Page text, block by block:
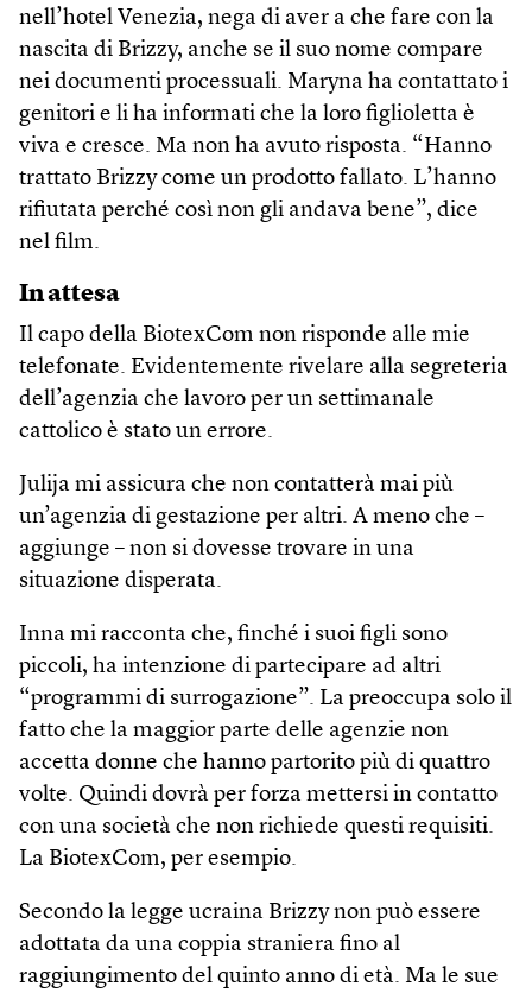
nell’hotel Venezia, nega di aver a che fare con la
nascita di Brizzy, anche se il suo nome compare
nei documenti processuali. Maryna ha contattato i
genitori e li ha informati che la loro figlioletta è
viva e cresce. Ma non ha avuto risposta. “Hanno
trattato Brizzy come un prodotto fallato. L’hanno
rifiutata perché così non gli andava bene”, dice
nel film.
In attesa
Il capo della BiotexCom non risponde alle mie
telefonate. Evidentemente rivelare alla segreteria
dell’agenzia che lavoro per un settimanale
cattolico è stato un errore.
Julija mi assicura che non contatterà mai più
un’agenzia di gestazione per altri. A meno che –
aggiunge – non si dovesse trovare in una
situazione disperata.
Inna mi racconta che, finché i suoi figli sono
piccoli, ha intenzione di partecipare ad altri
“programmi di surrogazione”. La preoccupa solo il
fatto che la maggior parte delle agenzie non
accetta donne che hanno partorito più di quattro
volte. Quindi dovrà per forza mettersi in contatto
con una società che non richiede questi requisiti.
La BiotexCom, per esempio.
Secondo la legge ucraina Brizzy non può essere
adottata da una coppia straniera fino al
raggiungimento del quinto anno di età. Ma le sue